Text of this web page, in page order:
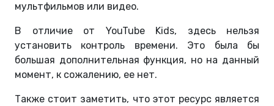
мультфильмов или видео.
В отличие от YouTube Kids, здесь нельзя
установить контроль времени. Это была бы
большая дополнительная функция, но на данный
момент, к сожалению, ее нет.
Также стоит заметить, что этот ресурс является